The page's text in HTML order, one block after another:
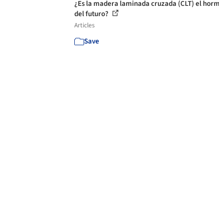
¿Es la madera laminada cruzada (CLT) el
del futuro?
Articles
Save